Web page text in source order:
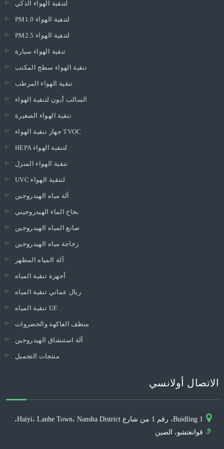
لتنقية الهواء الذكي
PM1.0 لتنقية الهواء
PM2.5 لتنقية الهواء
تنقية الهواء سيارة
تنقية الهواء سطح المكتب
تنقية الهواء المرطب
السالب أيون لتنقية الهواء
تنقية الهواء الصغيرة
جهاز تنقية الهواء TVOC
HEPA لتنقية الهواء
تنقية الهواء المنزل
UVC لتنقية الهواء
آلة مياه الهيدروجين
بخاخ الماء الهيدروجيني
صانع المياه الهيدروجين
زجاجة مياه الهيدروجين
آلة المياه المطهر
أجهزة تنقية المياه
ريال عماني تنقية المياه
تنقية المياه UF.
منظف ​​الفاكهة والخضروات
آلة استنشاق الهيدروجين
منتجات التجميل
الاتصال أولانسي
و
Buidling 1، رقم 1 من شارع Haiyi، Lanhe Town، Nansha District،
قوانغتشو، الصين